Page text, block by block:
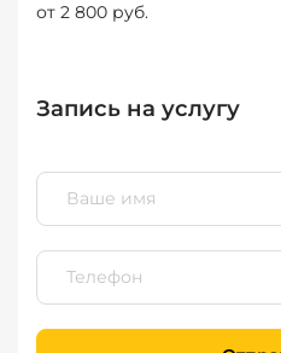
от 2 800 руб.
Запись на услугу